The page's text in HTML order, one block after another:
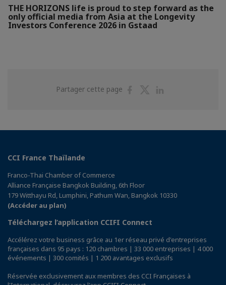
THE HORIZONS life is proud to step forward as the
only official media from Asia at the Longevity
Investors Conference 2026 in Gstaad
Partager cette page
PartagerPartager
CCI France Thaïlande
Franco-Thai Chamber of Commerce
Alliance Française Bangkok Building, 6th Floor
179 Witthayu Rd, Lumphini, Pathum Wan, Bangkok 10330
(Accéder au plan)
Téléchargez l’application CCIFI Connect
Accélérez votre business grâce au 1er réseau privé d'entreprises
françaises dans 95 pays : 120 chambres | 33 000 entreprises | 4 000
événements | 300 comités | 1 200 avantages exclusifs
Réservée exclusivement aux membres des CCI Françaises à